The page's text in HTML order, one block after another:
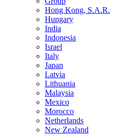
Hong Kong, S.A.R.
Hungary
India
Indonesia
Israel
Italy
Japan
Latvia
Lithuania
Malaysia
Mexico
Morocco
Netherlands
New Zealand